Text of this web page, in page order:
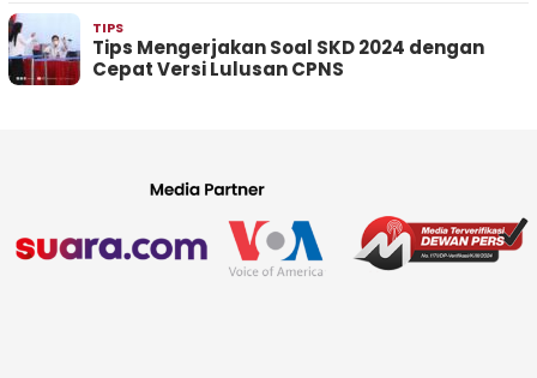
TIPS
Tips Mengerjakan Soal SKD 2024 dengan
Cepat Versi Lulusan CPNS